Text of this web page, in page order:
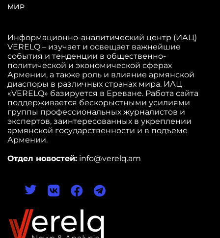
МИР
Информационно-аналитический центр (ИАЦ)
VERELQ – изучает и освещает важнейшие
события и тенденции в общественно-
политической и экономической сферах
Армении, а также роль и влияние армянской
диаспоры в различных странах мира. ИАЦ
«VERELQ» базируется в Ереване. Работа сайта
поддерживается бескорыстными усилиями
группы профессиональных журналистов и
экспертов, заинтересованных в укреплении
армянской государственности и в подъеме
Армении.
Отдел новостей: info@verelq.am